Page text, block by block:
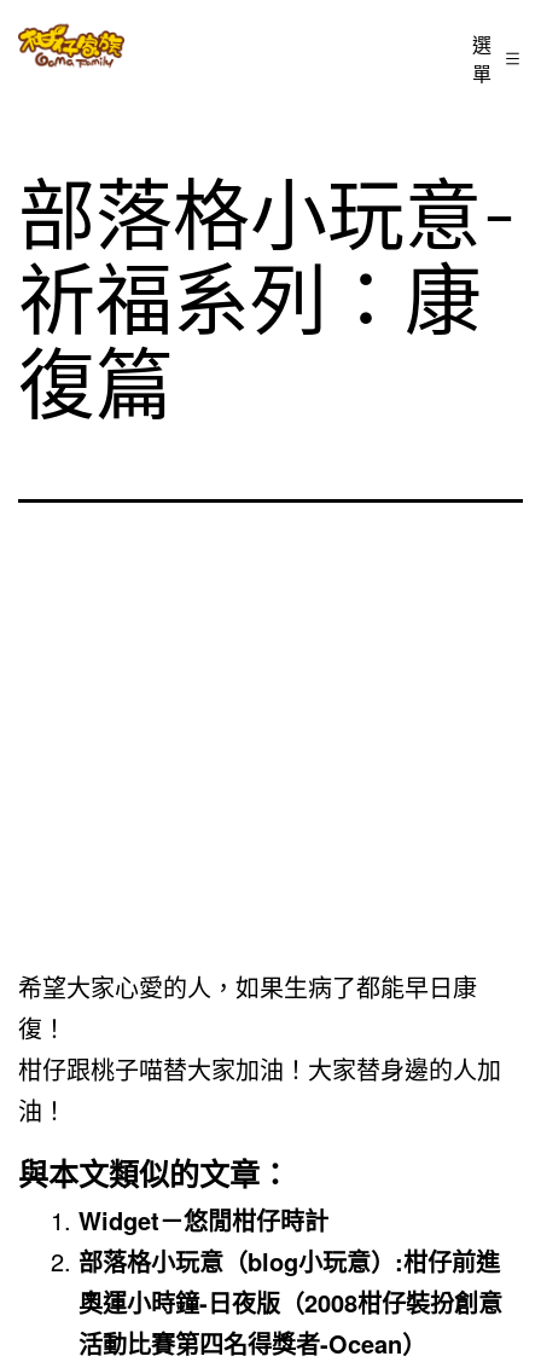
至
容
柑
族
BLOG
選
單
部落格小玩意-
祈福系列：康
復篇
希望大家心愛的人，如果生病了都能早日康
復！
柑仔跟桃子喵替大家加油！大家替身邊的人加
油！
與本文類似的文章：
Widget－悠閒柑仔時計
部落格小玩意（blog小玩意）:柑仔前進
奧運小時鐘-日夜版（2008柑仔裝扮創意
活動比賽第四名得獎者-Ocean）